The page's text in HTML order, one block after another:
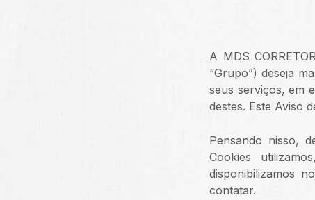
A MDS
“Grupo”) deseja
seus serviços, em
destes. Este Aviso
Pensando nisso,
Cookies
disponibilizamos
contatar.